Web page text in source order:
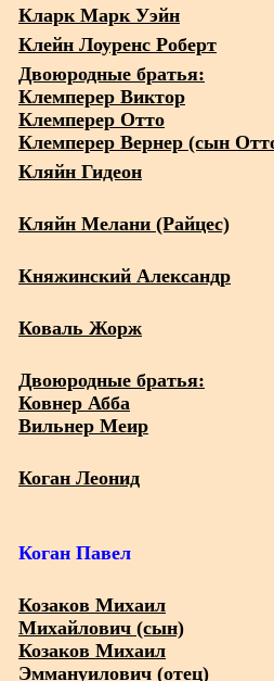
Кларк Марк Уэйн
Клейн Лоуренс Роберт
Двоюродные братья:
Клемперер Виктор
Клемперер Отто
Клемперер Вернер (сын
Кляйн Гидеон
Кляйн Мелани (Райцес)
Княжинский Александр
Коваль Жорж
Двоюродные братья:
Ковнер Абба
Вильнер Меир
Коган Леонид
Коган Павел
Козаков Михаил
Михайлович (сын)
Козаков Михаил
Эммануилович (отец)